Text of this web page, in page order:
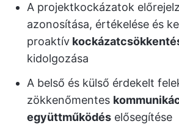
A projektkockázatok
azonosítása, értékelése és
proaktív
kidolgozása
A belső és külső érdekelt
zökkenőmentes
együttműködés elősegítése